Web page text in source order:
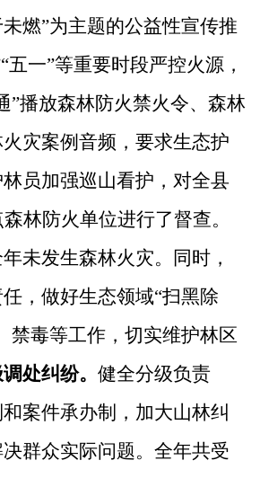
燃”为主题的公益性宣传推
五一”等重要时段严控火源，
”播放森林防火禁火令、森林
灾案例音频，要求生态护
员加强巡山看护，对全县
林防火单位进行了督查。
未发生森林火灾。同时，
， 做好生态领域“扫黑除
禁毒等工作，切实维护林区
处纠纷。 健全分级负责
案件承办制，加大山林纠
群众实际问题。全年共受